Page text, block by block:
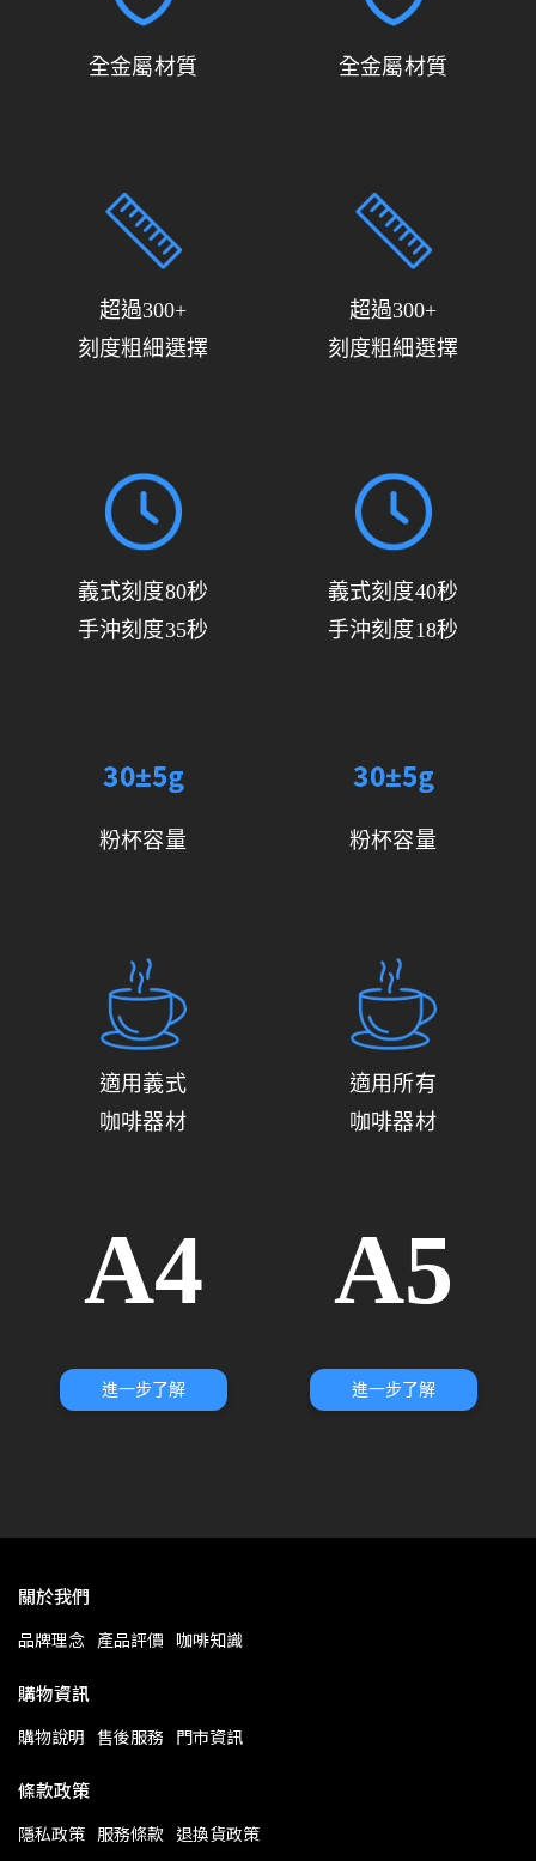
全金屬材質
超過300+
刻度粗細選擇
義式刻度80秒
手沖刻度35秒
粉杯容量
適用義式
咖啡器材
A4
進一步了解
全金屬材質
超過300+
刻度粗細選擇
義式刻度40秒
手沖刻度18秒
粉杯容量
適用所有
咖啡器材
A5
進一步了解
關於我們
品牌理念 產品評價 咖啡知識
購物資訊
購物說明 售後服務 門市資訊
條款政策
隱私政策 服務條款 退換貨政策